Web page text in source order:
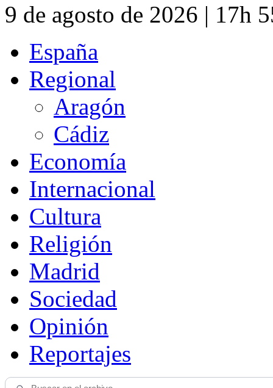
9 de agosto de 2026 | 17h
España
Regional
Aragón
Cádiz
Economía
Internacional
Cultura
Religión
Madrid
Sociedad
Opinión
Reportajes